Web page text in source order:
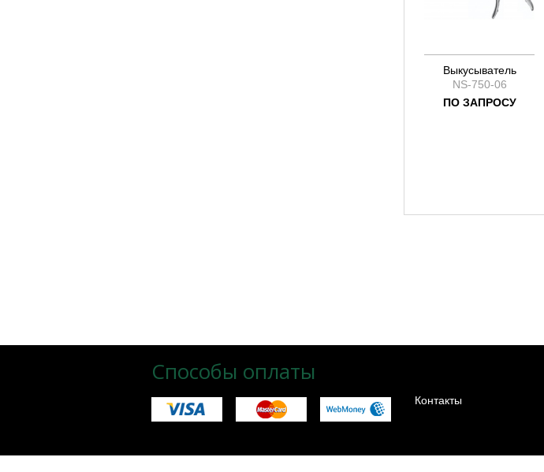
Выкусыватель
NS-750-06
ПО ЗАПРОСУ
Способы оплаты
Контакты